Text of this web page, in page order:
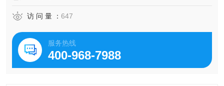
访 问 量 ： 647
服务热线
400-968-7988